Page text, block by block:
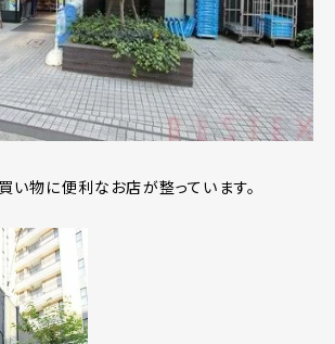
い物に便利なお店が整っています。